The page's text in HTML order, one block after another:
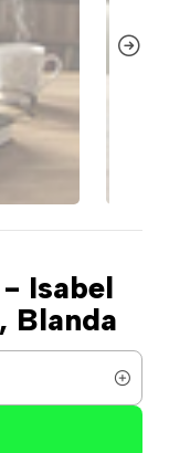
Isabel
Blanda